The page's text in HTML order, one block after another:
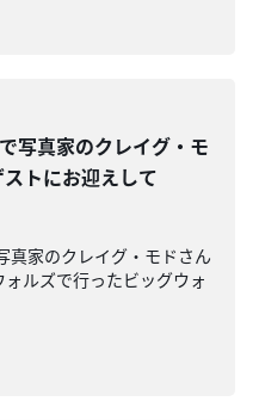
写真家のクレイグ・モ
ストにお迎えして
真家のクレイグ・モドさん
ルズで行ったビッグウォ